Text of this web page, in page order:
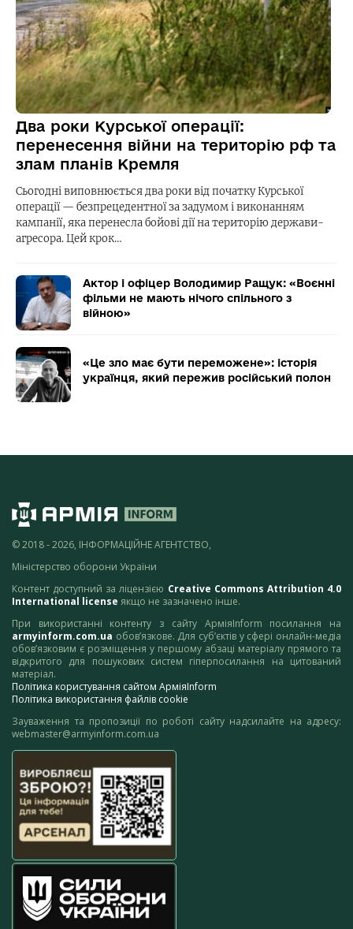
Два роки Курської операції:
перенесення війни на територію рф та
злам планів Кремля
Сьогодні виповнюється два роки від початку Курської
операції — безпрецедентної за задумом і виконанням
кампанії, яка перенесла бойові дії на територію держави-
агресора. Цей крок…
Актор і офіцер Володимир Ращук: «Воєнні
фільми не мають нічого спільного з
війною»
«Це зло має бути переможене»: історія
українця, який пережив російський полон
© 2018 - 2026, ІНФОРМАЦІЙНЕ АГЕНТСТВО,
Міністерство оборони України
Контент доступний за ліцензією Creative Commons Attribution 4.0
International license якщо не зазначено інше.
При використанні контенту з сайту АрміяInform посилання на
armyinform.com.ua обов’язкове. Для суб’єктів у сфері онлайн-медіа
обов’язковим є розміщення у першому абзаці матеріалу прямого та
відкритого для пошукових систем гіперпосилання на цитований
матеріал.
Політика користування сайтом АрміяInform
Політика використання файлів cookie
Зауваження та пропозиції по роботі сайту надсилайте на адресу:
webmaster@armyinform.com.ua